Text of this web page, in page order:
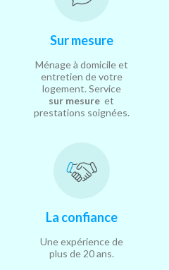
Sur mesure
Ménage à domicile et
entretien de votre
logement. Service
sur mesure et
prestations soignées.
La confiance
Une expérience de
plus de 20 ans.